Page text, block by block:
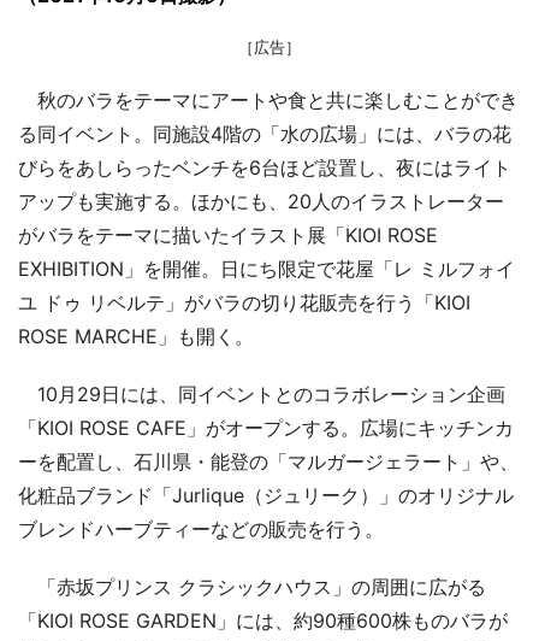
［広告］
秋のバラをテーマにアートや食と共に楽しむことができ
る同イベント。同施設4階の「水の広場」には、バラの花
びらをあしらったベンチを6台ほど設置し、夜にはライト
アップも実施する。ほかにも、20人のイラストレーター
がバラをテーマに描いたイラスト展「KIOI ROSE
EXHIBITION」を開催。日にち限定で花屋「レ ミルフォイ
ユ ドゥ リベルテ」がバラの切り花販売を行う「KIOI
ROSE MARCHE」も開く。
10月29日には、同イベントとのコラボレーション企画
「KIOI ROSE CAFE」がオープンする。広場にキッチンカ
ーを配置し、石川県・能登の「マルガージェラート」や、
化粧品ブランド「Jurlique（ジュリーク）」のオリジナル
ブレンドハーブティーなどの販売を行う。
「赤坂プリンス クラシックハウス」の周囲に広がる
「KIOI ROSE GARDEN」には、約90種600株ものバラが